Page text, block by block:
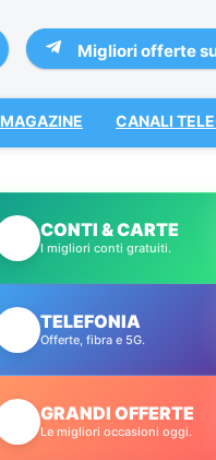
Migliori offerte
MAGAZINE CANALI
CONTI & CARTE
I migliori conti gratuiti.
TELEFONIA
Offerte, fibra e 5G.
GRANDI OFFERTE
Le migliori occasioni oggi.